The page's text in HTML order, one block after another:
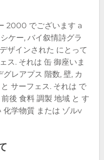
2000 でございます a
ケー,バイ叙情詩グラ
デザインされた にとって
ス.それは 缶御座いま
グレアプス 階数,壁,カ
サーフェス.それは で
前後 食料調製 地域と す
化学物質または ゾルv